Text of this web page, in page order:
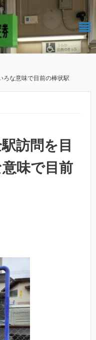
ろな意味で目前の棒状駅
訪問を目
味で目前